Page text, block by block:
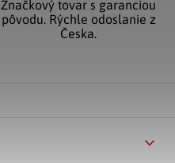
Značkový tovar s garanciou
pôvodu. Rýchle odoslanie z
Česka.